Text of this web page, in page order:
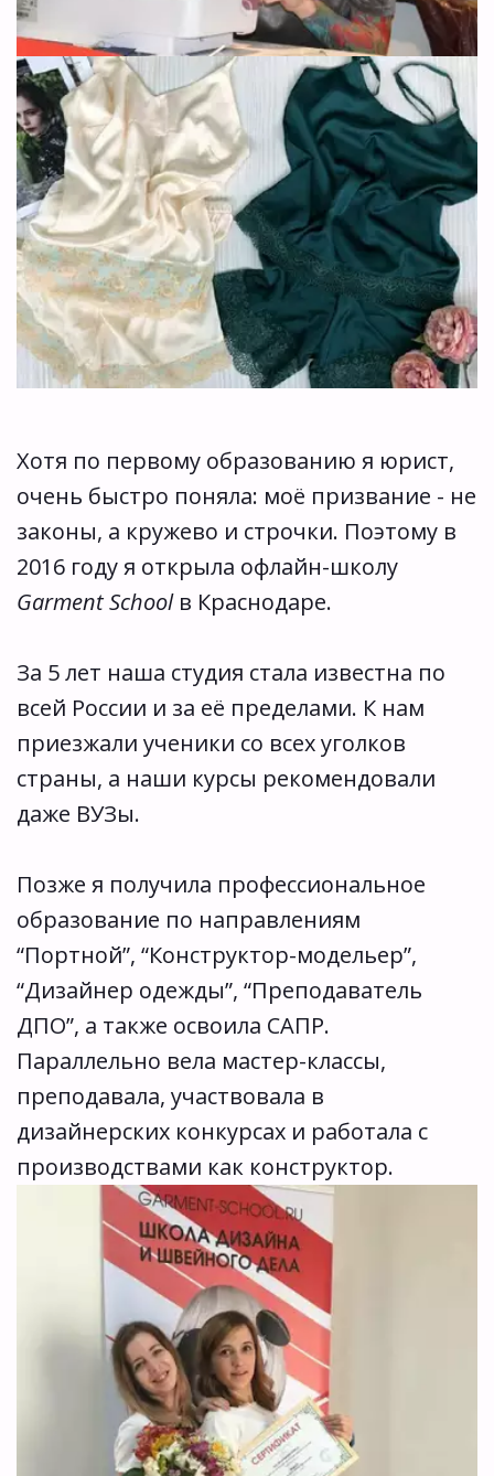
Хотя по первому образованию я юрист,
очень быстро поняла: моё призвание - не
законы, а кружево и строчки. Поэтому в
Garment School в Краснодаре.
За 5 лет наша студия стала известна по
всей России и за её пределами. К нам
приезжали ученики со всех уголков
страны, а наши курсы рекомендовали
даже ВУЗы.
Позже я получила профессиональное
образование по направлениям
“Портной”, “Конструктор-модельер”,
“Дизайнер одежды”, “Преподаватель
ДПО”, а также освоила САПР.
Параллельно вела мастер-классы,
преподавала, участвовала в
дизайнерских конкурсах и работала с
производствами как конструктор.